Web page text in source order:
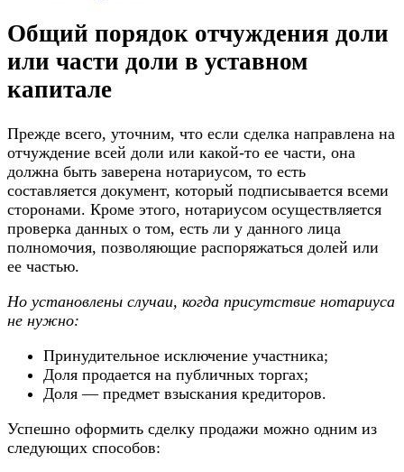
Общий порядок отчуждения доли
или части доли в уставном
капитале
Прежде всего, уточним, что если сделка направлена на
отчуждение всей доли или какой-то ее части, она
должна быть заверена нотариусом, то есть
составляется документ, который подписывается всеми
сторонами. Кроме этого, нотариусом осуществляется
проверка данных о том, есть ли у данного лица
полномочия, позволяющие распоряжаться долей или
ее частью.
Но установлены случаи, когда присутствие нотариуса
не нужно:
Принудительное исключение участника;
Доля продается на публичных торгах;
Доля — предмет взыскания кредиторов.
Успешно оформить сделку продажи можно одним из
следующих способов: